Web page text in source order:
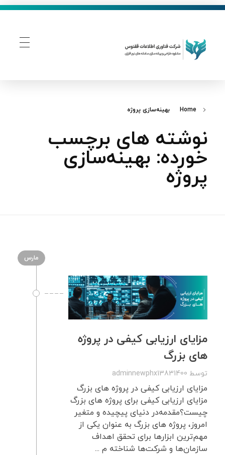
Home بهینه‌سازی پروژه
نوشته های برچسب
خورده: بهینه‌سازی
پروژه
مارس
مزایای ارزیابی کیفی در پروژه
های بزرگ
توسط adminnewphx13831400
مزایای ارزیابی کیفی در پروژه های بزرگ
مزایای ارزیابی کیفی برای پروژه های بزرگ
چیست؟مقدمه‌در دنیای پیچیده و متغیر
امروز، پروژه های بزرگ به عنوان یکی از
مهم‌ترین ابزارها برای تحقق اهداف
سازمان‌ها و شرکت‌ها شناخته م ...